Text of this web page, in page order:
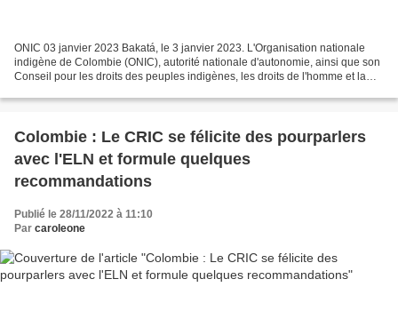
ONIC 03 janvier 2023 Bakatá, le 3 janvier 2023. L'Organisation nationale
indigène de Colombie (ONIC), autorité nationale d'autonomie, ainsi que son
Conseil pour les droits des peuples indigènes, les droits de l'homme et la
Colombie : Le CRIC se félicite des pourparlers
avec l'ELN et formule quelques
recommandations
Publié le 28/11/2022 à 11:10
Par caroleone